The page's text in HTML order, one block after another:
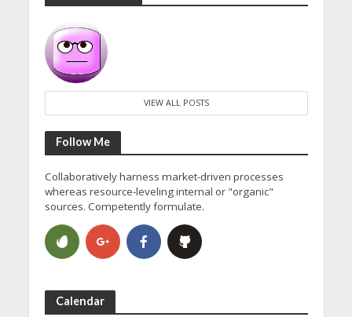
VIEW ALL POSTS
Follow Me
Collaboratively harness market-driven processes
whereas resource-leveling internal or "organic"
sources. Competently formulate.
Calendar